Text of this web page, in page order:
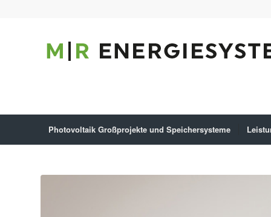
Photovoltaik Großprojekte und Speichersysteme